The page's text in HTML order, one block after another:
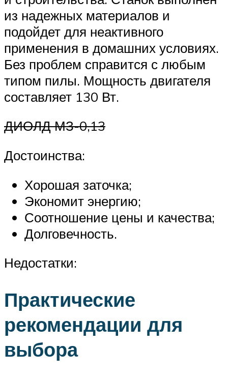
из надежных материалов и
подойдет для неактивного
применения в домашних условиях.
Без проблем справится с любым
типом пилы. Мощность двигателя
составляет 130 Вт.
ДИОЛД МЗ-0,13
Достоинства:
Хорошая заточка;
Экономит энергию;
Соотношение цены и качества;
Долговечность.
Недостатки:
Практические
рекомендации для
выбора